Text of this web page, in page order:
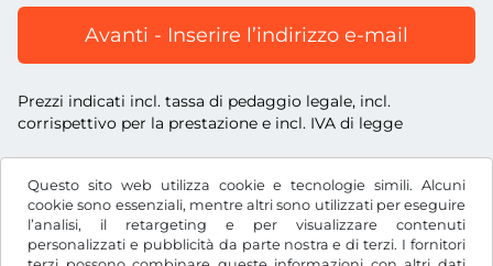
Questo sito web utilizza cookie e tecnologie simili. Alcuni
cookie sono essenziali, mentre altri sono utilizzati per eseguire
l’analisi, il retargeting e per visualizzare contenuti
personalizzati e pubblicità da parte nostra e di terzi. I fornitori
Avanti - Inserire l’indirizzo e-mail
Prezzi indicati incl. tassa di pedaggio legale, incl.
corrispettivo per la prestazione e incl. IVA di legge
€EUR